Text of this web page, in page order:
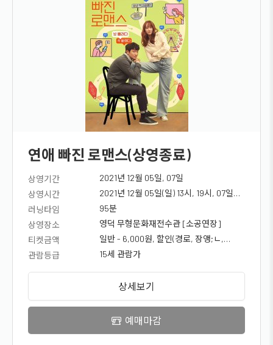
연애 빠진 로맨스(상영종료)
상영기간
2021년 12월 05일, 07일
상영시간
2021년 12월 05일(일) 13시, 19시, 07일
(화) 19시
러닝타임
95분
상영장소
영덕 무형문화재전수관 [소공연장]
티켓금액
일반 - 6,000원, 할인(경로, 장앵;ㄴ,
국가유공자, 청소년) - 5,000원
관람등급 15세 관람가
상세보기
예매마감